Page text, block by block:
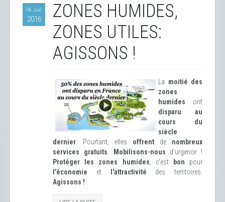
06 Juil
2016
ZONES HUMIDES,
ZONES UTILES:
AGISSONS !
La moitié des
zones
humides ont
disparu au
cours du
siècle
dernier . Pourtant, elles offrent de nombreux
services gratuits
Mobilisons-nous d'urgence !
Protéger les zones humides , c'est bon pour
l'économie et l'attractivité des territoires.
Agissons !